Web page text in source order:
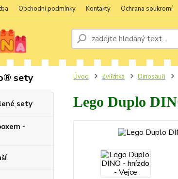
Obchodní podmínky Kontakty Ochrana soukromí
sety
sety
-
Úvod Zvířátka Dinosauři
Lego Duplo